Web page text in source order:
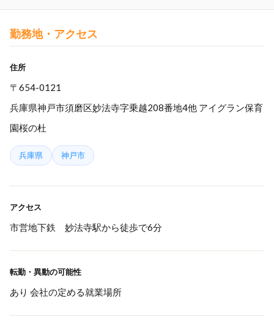
勤務地・アクセス
住所
〒654-0121
兵庫県神戸市須磨区妙法寺字乗越208番地4他 アイグラン保育
園桜の杜
兵庫県 神戸市
アクセス
市営地下鉄 妙法寺駅から徒歩で6分
転勤・異動の可能性
あり 会社の定める就業場所